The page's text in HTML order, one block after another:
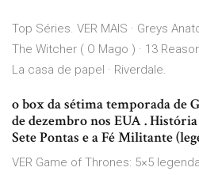
Top Séries. VER MAIS · Greys
The Witcher ( O Mago ) · 13
La casa de papel · Riverdale.
o box da sétima temporada de
de dezembro nos EUA .
Sete Pontas e a Fé Militante
VER Game of Thrones: 5×5